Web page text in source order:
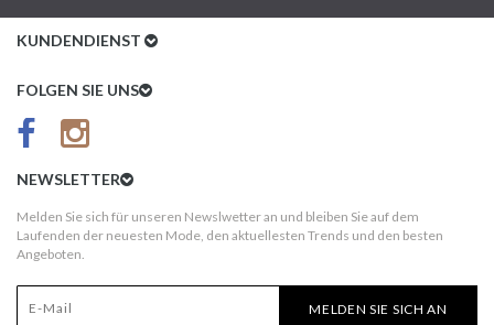
KUNDENDIENST
Kundenservice
AGB
Kundeninformationen
Widerruf
FOLGEN SIE UNS
NEWSLETTER
Melden Sie sich für unseren Newslwetter an und bleiben Sie auf dem
Laufenden der neuesten Mode, den aktuellesten Trends und den besten
Angeboten.
MELDEN SIE SICH AN